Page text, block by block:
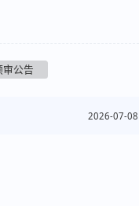
审公告
2026-07-08